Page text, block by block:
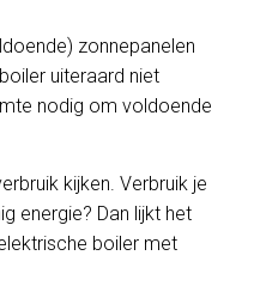
zonnepanelen
uiteraard niet
nodig om voldoende
kijken. Verbruik je
energie? Dan lijkt het
boiler met